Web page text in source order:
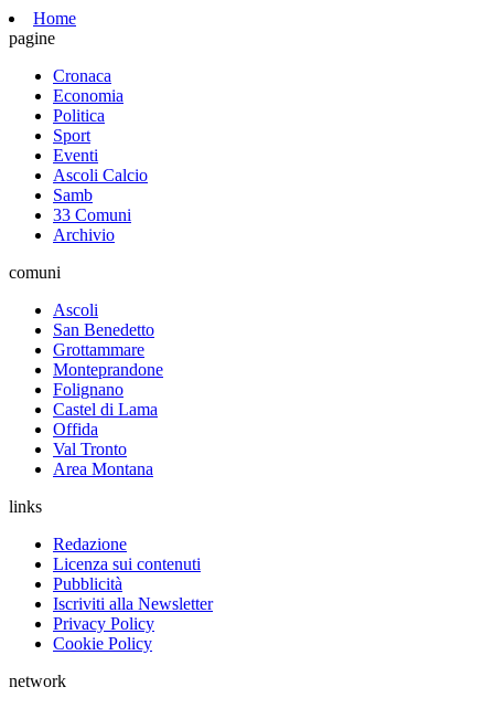
Home
pagine
Cronaca
Economia
Politica
Sport
Eventi
Ascoli Calcio
Samb
33 Comuni
Archivio
comuni
Ascoli
San Benedetto
Grottammare
Monteprandone
Folignano
Castel di Lama
Offida
Val Tronto
Area Montana
links
Redazione
Licenza sui contenuti
Pubblicità
Iscriviti alla Newsletter
Privacy Policy
Cookie Policy
network